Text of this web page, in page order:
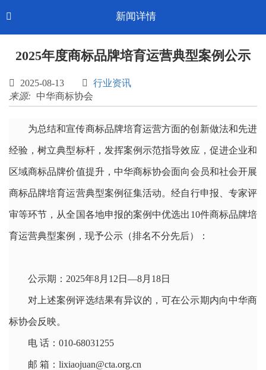
CN-中文
 新闻详情
2025年度商标品牌培育运营典型案例公示
 2025-08-13 
行业资讯
来源:
中华商标协会
为总结和宣传商标品牌培育运营方面的创新做法和先进
经验，树立典型标杆，发挥案例示范指导效应，促进企业和
区域商标品牌价值提升，中华商标协会面向会员和社会开展
商标品牌培育运营典型案例征集活动。经自行申报、专家评
审等环节，从全国各地申报的案例中优选出10件商标品牌培
育运营典型案例，现予公示（排名不分先后）：
公示期：2025年8月12日—8月18日
对上述案例评选结果有异议的，可在公示期内向中华商
标协会反映。
电 话：010-68031255
邮 箱：lixiaojuan@cta.org.cn